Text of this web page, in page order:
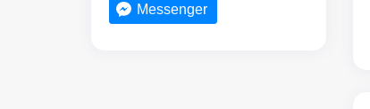
Messenger